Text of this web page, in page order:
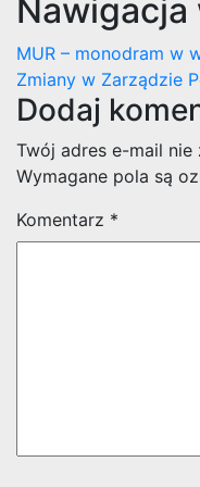
Nawigacja
MUR – monodram w
Zmiany w Zarządzie
Dodaj
Twój adres e-mail
Wymagane pola są
Komentarz *